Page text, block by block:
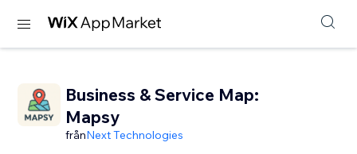
Business & Service Map:
Mapsy
frånNext Technologies